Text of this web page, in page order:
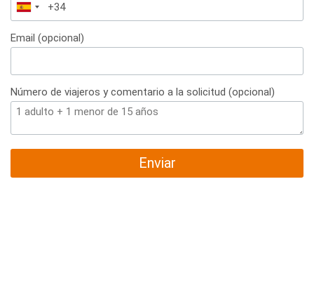
España
+34
Email (opcional)
Número de viajeros y comentario a la solicitud (opcional)
Enviar